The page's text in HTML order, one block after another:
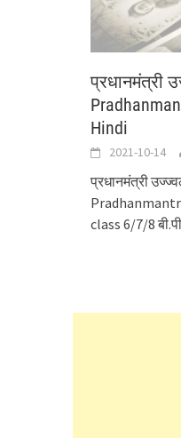
प्रधानमंत्री
Hindi
2021-10-14
प्रधानमंत्री
class 6/7/8